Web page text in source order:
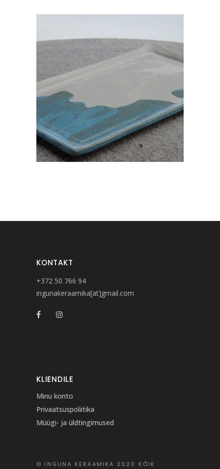
KERAAMILINE KANDILINE VAAGEN
KONTAKT
+372 50 766 94
ingunakeraamika[at]gmail.com
KLIENDILE
Minu konto
Privaatsuspoliitika
Müügi- ja üldtingimused
© INGUNA KERAAMIKA 2020 KÕIK